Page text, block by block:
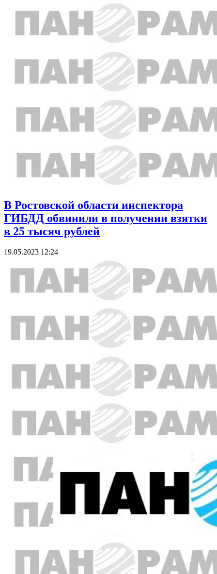
В Ростовской области инспектора
ГИБДД обвинили в получении взятки
в 25 тысяч рублей
19.05.2023 12:24